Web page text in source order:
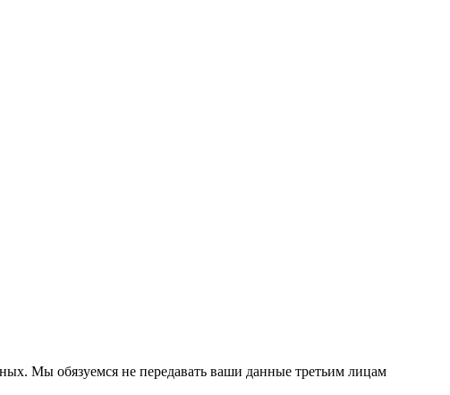
Мы обязуемся не передавать ваши данные третьим лицам